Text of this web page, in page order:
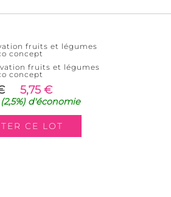
fruits et légumes
concept
fruits et légumes
concept
5,75 €
d'économie